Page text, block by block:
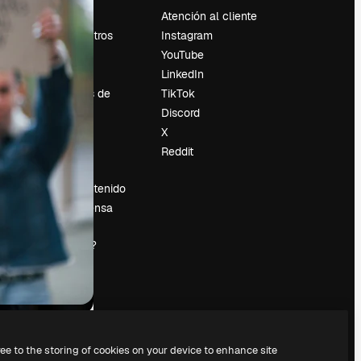
Precios
Sobre nosotros
Reviews
Empleo
Tendencias de
búsqueda
Blog
Eventos
Slidesgo
Vender contenido
Sala de prensa
¿Buscas
magnific.ai?
Atención al cliente
Instagram
YouTube
LinkedIn
TikTok
Discord
X
Reddit
to the storing of cookies on your device to enhance site